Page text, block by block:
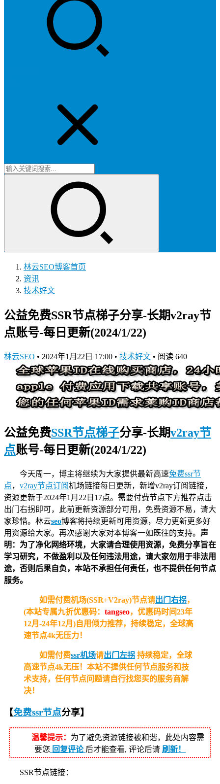
林云SEO博客首页
资讯
技术好文
公益免费SSR节点梯子分享-长期v2ray节
点账号-每日更新(2024/1/22)
林云SEO • 2024年1月22日 17:00 • 技术好文 • 阅读 640
公益免费SSR节点梯子分享-长期v2ray节
点账号-每日更新(2024/1/22)
今天周一，博主将继续为大家提供最新高速免费ssr节
点， v2ray节点订阅机场链接每日更新，新增v2ray订阅链接，
资源更新于2024年1月22日17点。需要付费节点下方推荐点击
出门右拐即可，此前更新资源部分可用，免费资源不易，请大
家珍惜。林云seo博客将持续更新可用资源，尽力更新更多好
用资源给大家。再次感谢大家对本博客一如既往的支持。 声
明：为了净化网络环境，大家请合理使用资源，免费分享旨在
学习研究，不做盈利以及任何违法用途，请大家勿用于非法用
途，否则后果自负，本站不承担任何责任，也不提供任何节点
服务。
如需付费机场(SSR+V2ray)节点请出门右拐，
(本站专属九折优惠码： tangseo，优惠码时间23年
12月-24年12月)自用倾力推荐，持续稳定，全球高
速节点4k无压力！
如需付费ssr机场请出门左拐 持续稳定，全球
高速节点4k无压！ 本站不提供任何节点服务和技
术支持，任何节点问题请自行找您买的服务商解
决！
【免费ssr节点分享】
温馨提示： 为了避免资源链接被和谐，此处内容需
要您 回复评论 后才能查看, 评论后请 刷新！
SSR节点链接：